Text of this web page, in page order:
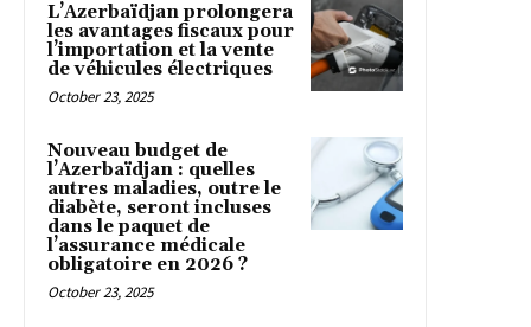
L’Azerbaïdjan prolongera
les avantages fiscaux pour
l’importation et la vente
de véhicules électriques
October 23, 2025
Nouveau budget de
l’Azerbaïdjan : quelles
autres maladies, outre le
diabète, seront incluses
dans le paquet de
l’assurance médicale
obligatoire en 2026 ?
October 23, 2025